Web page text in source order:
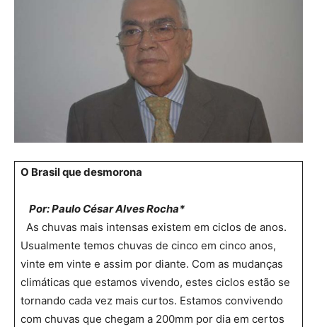
O Brasil que desmorona
Por: Paulo César Alves Rocha*
As chuvas mais intensas existem em ciclos de anos.
Usualmente temos chuvas de cinco em cinco anos,
vinte em vinte e assim por diante. Com as mudanças
climáticas que estamos vivendo, estes ciclos estão se
tornando cada vez mais curtos. Estamos convivendo
com chuvas que chegam a 200mm por dia em certos